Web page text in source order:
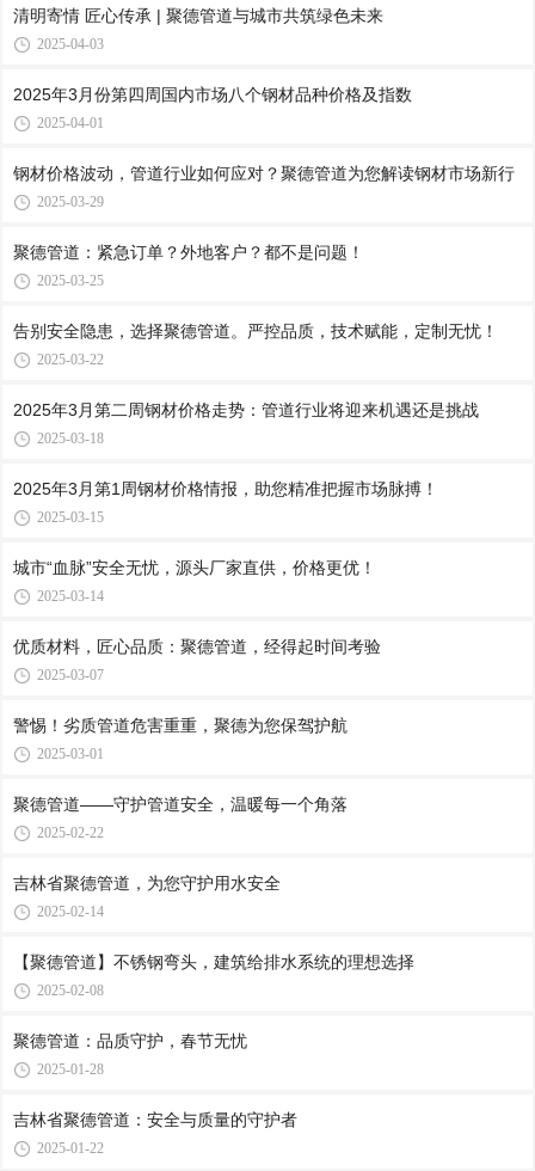
清明寄情 匠心传承 | 聚德管道与城市共筑绿色未来
2025-04-03
2025年3月份第四周国内市场八个钢材品种价格及指数
2025-04-01
钢材价格波动，管道行业如何应对？聚德管道为您解读钢材市场新行
2025-03-29
聚德管道：紧急订单？外地客户？都不是问题！
2025-03-25
告别安全隐患，选择聚德管道。严控品质，技术赋能，定制无忧！
2025-03-22
2025年3月第二周钢材价格走势：管道行业将迎来机遇还是挑战
2025-03-18
2025年3月第1周钢材价格情报，助您精准把握市场脉搏！
2025-03-15
城市“血脉”安全无忧，源头厂家直供，价格更优！
2025-03-14
优质材料，匠心品质：聚德管道，经得起时间考验
2025-03-07
警惕！劣质管道危害重重，聚德为您保驾护航
2025-03-01
聚德管道——守护管道安全，温暖每一个角落
2025-02-22
吉林省聚德管道，为您守护用水安全
2025-02-14
【聚德管道】不锈钢弯头，建筑给排水系统的理想选择
2025-02-08
聚德管道：品质守护，春节无忧
2025-01-28
吉林省聚德管道：安全与质量的守护者
2025-01-22